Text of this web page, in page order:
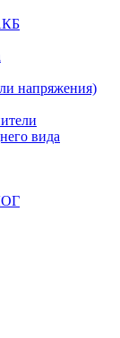
напряжения)
вида